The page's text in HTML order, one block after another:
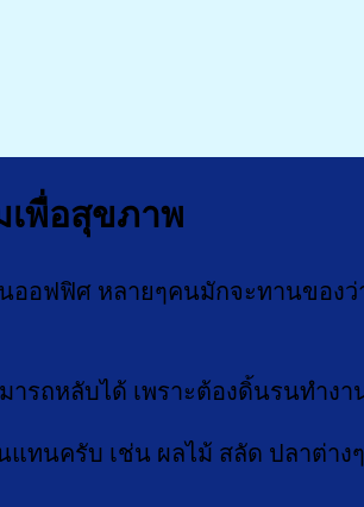
เพื่อสุขภาพ
ออฟฟิศ หลายๆคนมักจะทานของ
รถหลับได้ เพราะต้องดิ้นรนทำงา
ทนครับ เช่น ผลไม้ สลัด ปลาต่า